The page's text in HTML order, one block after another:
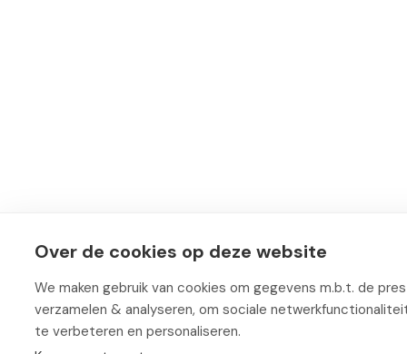
Over de cookies op deze website
We maken gebruik van cookies om gegevens m.b.t. de
verzamelen & analyseren, om sociale
te verbeteren en personaliseren.